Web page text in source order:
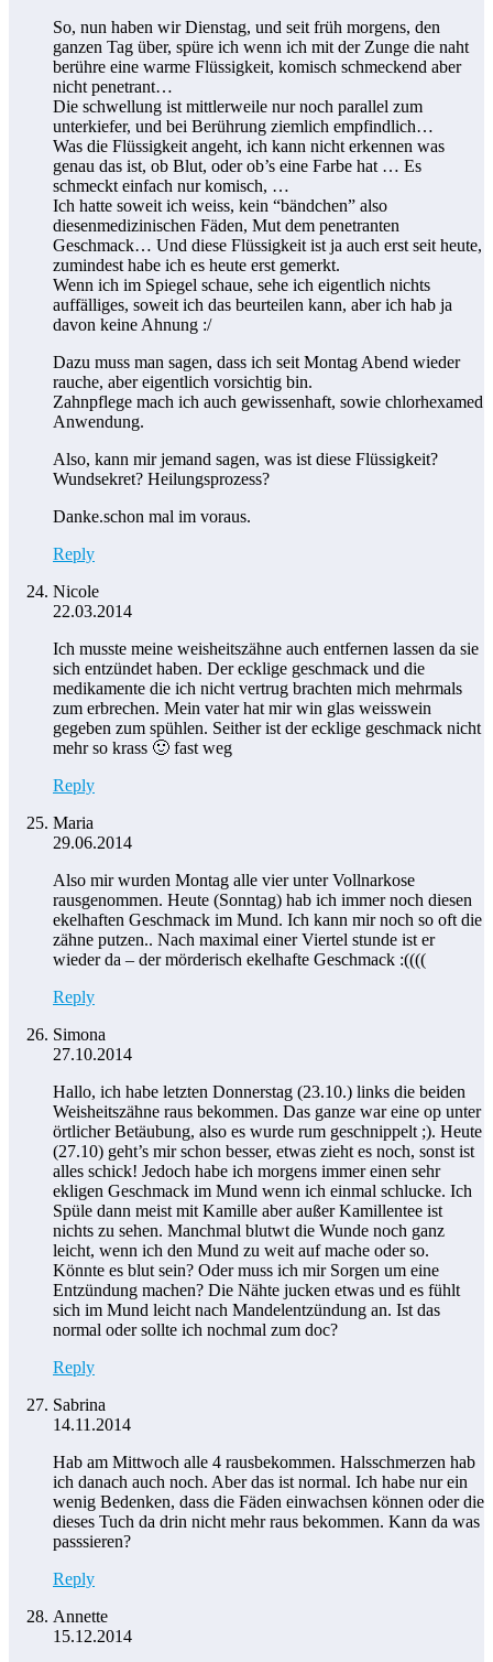
So, nun haben wir Dienstag, und seit früh morgens, den
ganzen Tag über, spüre ich wenn ich mit der Zunge die naht
berühre eine warme Flüssigkeit, komisch schmeckend aber
nicht penetrant…
Die schwellung ist mittlerweile nur noch parallel zum
unterkiefer, und bei Berührung ziemlich empfindlich…
Was die Flüssigkeit angeht, ich kann nicht erkennen was
genau das ist, ob Blut, oder ob’s eine Farbe hat … Es
schmeckt einfach nur komisch, …
Ich hatte soweit ich weiss, kein “bändchen” also
diesenmedizinischen Fäden, Mut dem penetranten
Geschmack… Und diese Flüssigkeit ist ja auch erst seit heute,
zumindest habe ich es heute erst gemerkt.
Wenn ich im Spiegel schaue, sehe ich eigentlich nichts
auffälliges, soweit ich das beurteilen kann, aber ich hab ja
davon keine Ahnung :/
Dazu muss man sagen, dass ich seit Montag Abend wieder
rauche, aber eigentlich vorsichtig bin.
Zahnpflege mach ich auch gewissenhaft, sowie chlorhexamed
Anwendung.
Also, kann mir jemand sagen, was ist diese Flüssigkeit?
Wundsekret? Heilungsprozess?
Danke.schon mal im voraus.
Reply
Nicole
22.03.2014
Ich musste meine weisheitszähne auch entfernen lassen da sie
sich entzündet haben. Der ecklige geschmack und die
medikamente die ich nicht vertrug brachten mich mehrmals
zum erbrechen. Mein vater hat mir win glas weisswein
gegeben zum spühlen. Seither ist der ecklige geschmack nicht
mehr so krass 🙂 fast weg
Reply
Maria
29.06.2014
Also mir wurden Montag alle vier unter Vollnarkose
rausgenommen. Heute (Sonntag) hab ich immer noch diesen
ekelhaften Geschmack im Mund. Ich kann mir noch so oft die
zähne putzen.. Nach maximal einer Viertel stunde ist er
wieder da – der mörderisch ekelhafte Geschmack :((((
Reply
Simona
27.10.2014
Hallo, ich habe letzten Donnerstag (23.10.) links die beiden
Weisheitszähne raus bekommen. Das ganze war eine op unter
örtlicher Betäubung, also es wurde rum geschnippelt ;). Heute
(27.10) geht’s mir schon besser, etwas zieht es noch, sonst ist
alles schick! Jedoch habe ich morgens immer einen sehr
ekligen Geschmack im Mund wenn ich einmal schlucke. Ich
Spüle dann meist mit Kamille aber außer Kamillentee ist
nichts zu sehen. Manchmal blutwt die Wunde noch ganz
leicht, wenn ich den Mund zu weit auf mache oder so.
Könnte es blut sein? Oder muss ich mir Sorgen um eine
Entzündung machen? Die Nähte jucken etwas und es fühlt
sich im Mund leicht nach Mandelentzündung an. Ist das
normal oder sollte ich nochmal zum doc?
Reply
Sabrina
14.11.2014
Hab am Mittwoch alle 4 rausbekommen. Halsschmerzen hab
ich danach auch noch. Aber das ist normal. Ich habe nur ein
wenig Bedenken, dass die Fäden einwachsen können oder die
dieses Tuch da drin nicht mehr raus bekommen. Kann da was
passsieren?
Reply
Annette
15.12.2014